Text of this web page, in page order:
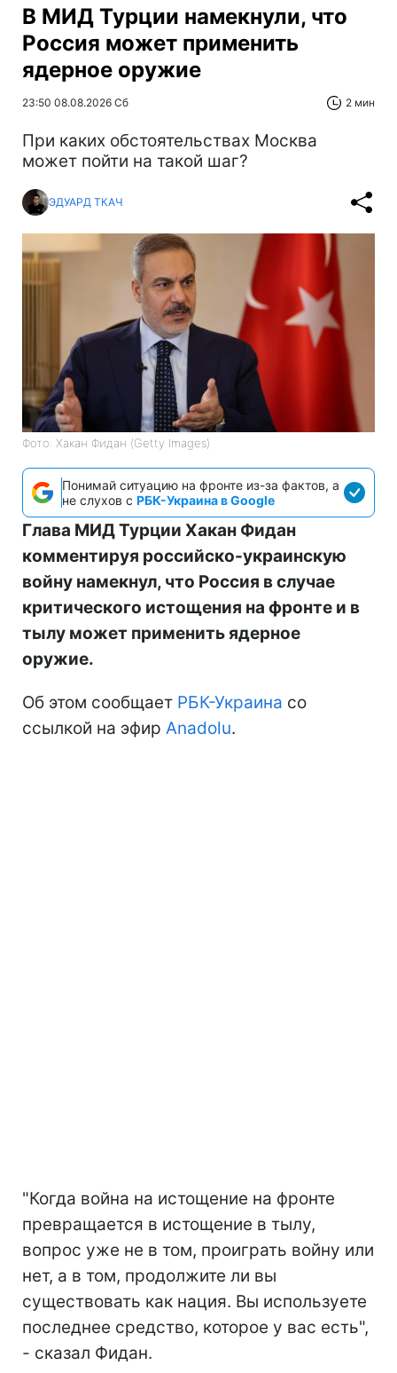
В МИД Турции намекнули, что
Россия может применить
ядерное оружие
23:50 08.08.2026 Сб 2 мин
При каких обстоятельствах Москва
может пойти на такой шаг?
ЭДУАРД ТКАЧ
Фото: Хакан Фидан (Getty Images)
Понимай ситуацию на фронте из-за фактов, а
не слухов с РБК-Украина в Google
Глава МИД Турции Хакан Фидан
комментируя российско-украинскую
войну намекнул, что Россия в случае
критического истощения на фронте и в
тылу может применить ядерное
оружие.
Об этом сообщает РБК-Украина со
ссылкой на эфир Anadolu.
"Когда война на истощение на фронте
превращается в истощение в тылу,
вопрос уже не в том, проиграть войну или
нет, а в том, продолжите ли вы
существовать как нация. Вы используете
последнее средство, которое у вас есть",
- сказал Фидан.